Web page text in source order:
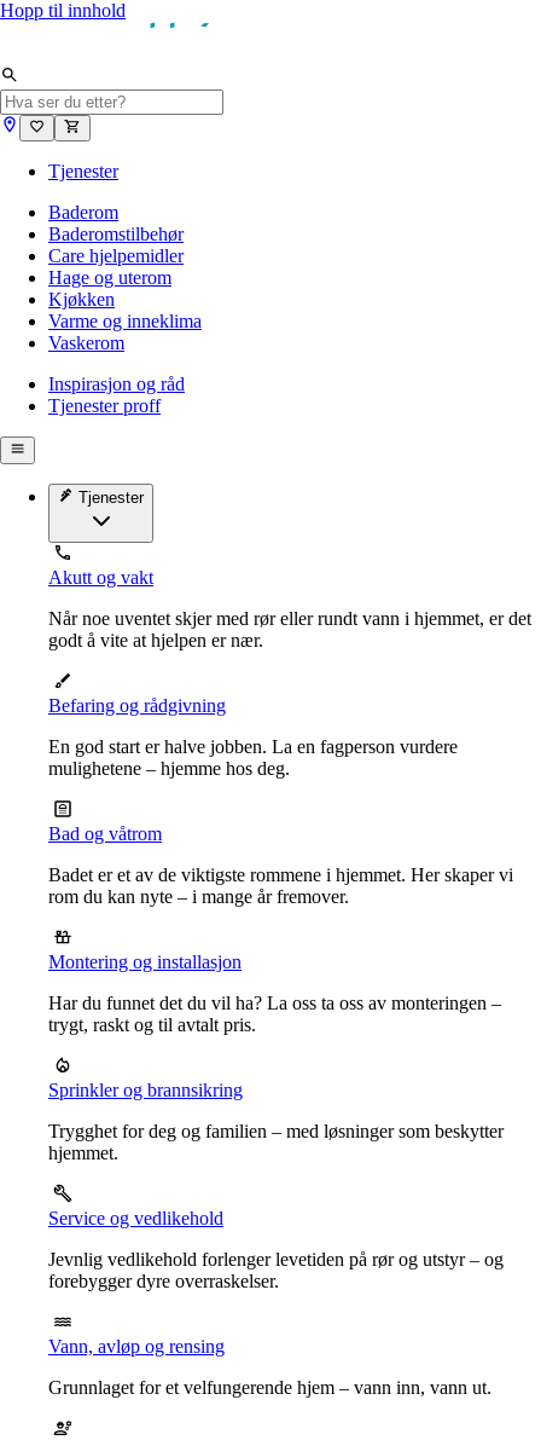
Hopp til innhold
Tjenester
Baderom
Baderomstilbehør
Care hjelpemidler
Hage og uterom
Kjøkken
Varme og inneklima
Vaskerom
Inspirasjon og råd
Tjenester proff
Tjenester
Akutt og vakt
Når noe uventet skjer med rør eller rundt vann i hjemmet, er det
godt å vite at hjelpen er nær.
Befaring og rådgivning
En god start er halve jobben. La en fagperson vurdere
mulighetene – hjemme hos deg.
Bad og våtrom
Badet er et av de viktigste rommene i hjemmet. Her skaper vi
rom du kan nyte – i mange år fremover.
Montering og installasjon
Har du funnet det du vil ha? La oss ta oss av monteringen –
trygt, raskt og til avtalt pris.
Sprinkler og brannsikring
Trygghet for deg og familien – med løsninger som beskytter
hjemmet.
Service og vedlikehold
Jevnlig vedlikehold forlenger levetiden på rør og utstyr – og
forebygger dyre overraskelser.
Vann, avløp og rensing
Grunnlaget for et velfungerende hjem – vann inn, vann ut.